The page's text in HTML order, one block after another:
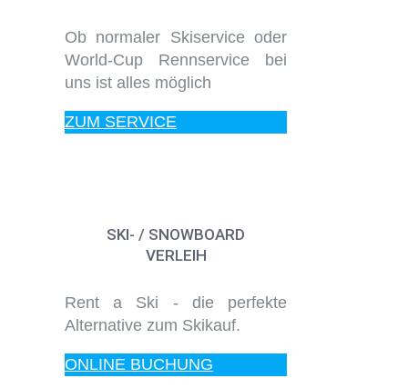
Ob normaler Skiservice oder
World-Cup Rennservice bei
uns ist alles möglich
ZUM SERVICE
SKI- / SNOWBOARD
VERLEIH
Rent a Ski - die perfekte
Alternative zum Skikauf.
ONLINE BUCHUNG